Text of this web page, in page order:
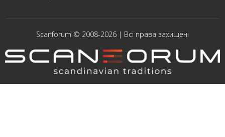
Scanforum © 2008-2026 | Всі права захищені